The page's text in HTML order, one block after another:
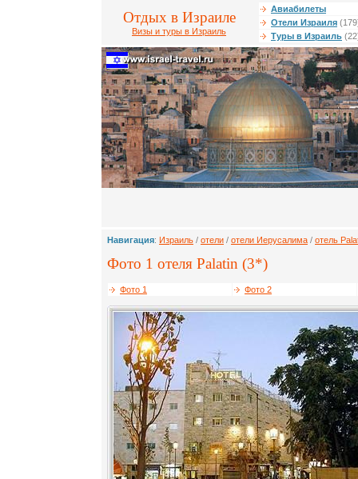
Отдых в Израиле
Визы и туры в Израиль
Авиабилеты
Отели Израиля
Туры в Израиль
Навигация: Израиль / отели / отели Иерусалима / отель
Фото 1 отеля Palatin (3*)
Фото 1 Фото 2